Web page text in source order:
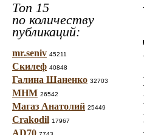
Топ 15
по количеству
публикаций:
mr.seniv 45211
Скилеф 40848
Галина Шаненко 32703
МНМ 26542
Магаз Анатолий 25449
Crakodil 17967
AD70